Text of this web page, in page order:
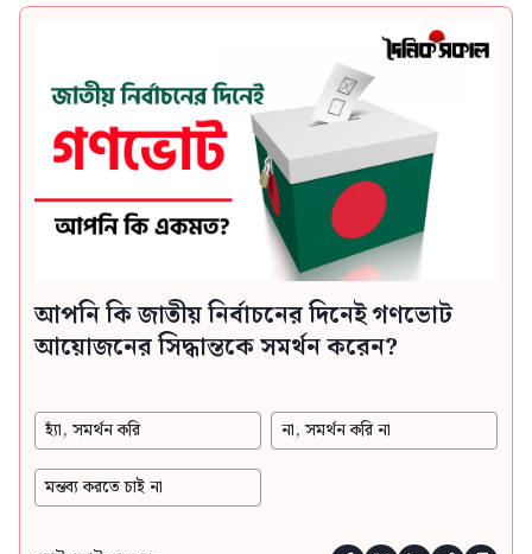
আপনি কি জাতীয় নির্বাচনের দিনেই গণভোট
আয়োজনের সিদ্ধান্তকে সমর্থন করেন?
হ্যাঁ, সমর্থন করি না, সমর্থন করি না
মন্তব্য করতে চাই না